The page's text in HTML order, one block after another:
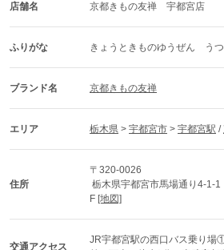
店舗名 京都きもの友禅　宇都宮店
ふりがな きょうときものゆうぜん　う
ブランド名 京都きもの友禅
エリア 栃木県 > 宇都宮市 > 宇都宮駅 /
住所
〒320-0026
F [地図]
交通アクセス
JR宇都宮駅の西口バス乗り場